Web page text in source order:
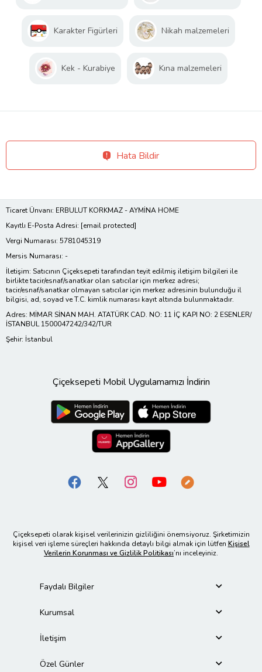
Karakter Figürleri Nikah malzemeleri
Kek - Kurabiye Kına malzemeleri
Hata Bildir
Ticaret Ünvanı: ERBULUT KORKMAZ - AYMİNA HOME
Kayıtlı E-Posta Adresi: [email protected]
Vergi Numarası: 5781045319
Mersis Numarası: -
İletişim: Satıcının Çiçeksepeti tarafından teyit edilmiş iletişim bilgileri ile
birlikte tacir/esnaf/sanatkar olan satıcılar için merkez adresi;
tacir/esnaf/sanatkar olmayan satıcılar için merkez adresinin bulunduğu il
bilgisi, ad, soyad ve T.C. kimlik numarası kayıt altında bulunmaktadır.
Adres: MİMAR SİNAN MAH. ATATÜRK CAD. NO: 11 İÇ KAPI NO: 2 ESENLER/
İSTANBUL 1500047242/342/TUR
Şehir: İstanbul
Çiçeksepeti Mobil Uygulamamızı İndirin
Çiçeksepeti olarak kişisel verilerinizin gizliliğini önemsiyoruz. Şirketimizin
kişisel veri işleme süreçleri hakkında detaylı bilgi almak için lütfen Kişisel
Verilerin Korunması ve Gizlilik Politikası’nı inceleyiniz.
Faydalı Bilgiler
Kurumsal
İletişim
Özel Günler